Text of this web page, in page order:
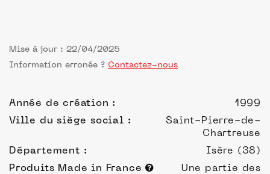
Mise à jour : 22/04/2025
Information erronée ? Contactez-nous
Année de création :
1999
Ville du siège social :
Saint-Pierre-de-
Chartreuse
Département :
Isère (38)
Produits Made in France
Une partie des